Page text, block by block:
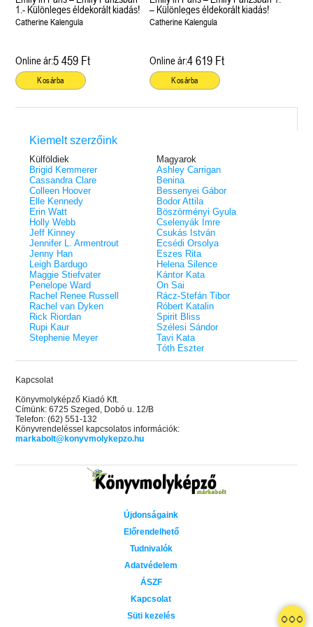
- Hamvadó trón
2.)
-Szívcsend,
- Szélben sodródó
29. Rebel (A Renegátok 3.)
30.
A Court of Silver Flames – Ezüst
lángok udvara (Tüskék és rózsák
Különleges éldekorált kiadás! -
Javított kiadás
Tolvajok és a káosz
40.
(Sors és tűz 3.)
Különleges
1.- Különleges éldekorált kiadás!
Catherine Kalengula
Online ár:5 459 Ft
Kosárba
– Különleges éldekorált kiadás!
Catherine Kalengula
Online ár:4 619 Ft
Kosárba
Kiemelt szerzőink
Külföldiek
Brigid Kemmerer
Cassandra Clare
Colleen Hoover
Elle Kennedy
Erin Watt
Holly Webb
Jeff Kinney
Jennifer L. Armentrout
Jenny Han
Leigh Bardugo
Maggie Stiefvater
Penelope Ward
Rachel Renee Russell
Rachel van Dyken
Rick Riordan
Rupi Kaur
Stephenie Meyer
Magyarok
Ashley Carrigan
Benina
Bessenyei Gábor
Bodor Attila
Böszörményi Gyula
Cselenyák Imre
Csukás István
Ecsédi Orsolya
Eszes Rita
Helena Silence
Kántor Kata
On Sai
Rácz-Stefán Tibor
Róbert Katalin
Spirit Bliss
Szélesi Sándor
Tavi Kata
Tóth Eszter
Kapcsolat
Könyvmolyképző Kiadó Kft.
Címünk: 6725 Szeged, Dobó u. 12/B
Telefon: (62) 551-132
Könyvrendeléssel kapcsolatos információk:
markabolt@konyvmolykepzo.hu
Újdonságaink
Előrendelhető
Tudnivalók
Adatvédelem
ÁSZF
Kapcsolat
Süti kezelés